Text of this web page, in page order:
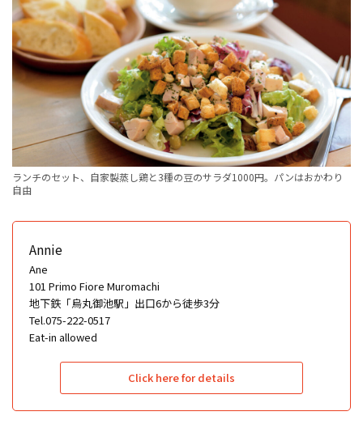
ランチのセット、自家製蒸し鶏と3種の豆のサラダ1000円。パンはおかわり
自由
Annie
Ane
101 Primo Fiore Muromachi
地下鉄「烏丸御池駅」出口6から徒歩3分
Tel.075-222-0517
Eat-in allowed
Click here for details